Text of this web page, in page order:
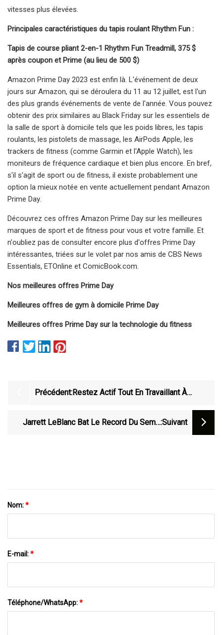
vitesses plus élevées.
Principales caractéristiques du tapis roulant Rhythm Fun :
Tapis de course pliant 2-en-1 Rhythm Fun Treadmill, 375 $
après coupon et Prime (au lieu de 500 $)
Amazon Prime Day 2023 est enfin là. L'événement de deux
jours sur Amazon, qui se déroulera du 11 au 12 juillet, est l'un
des plus grands événements de vente de l'année. Vous pouvez
obtenir des prix similaires au Black Friday sur les essentiels de
la salle de sport à domicile tels que les poids libres, les tapis
roulants, les pistolets de massage, les AirPods Apple, les
trackers de fitness (comme Garmin et l'Apple Watch), les
moniteurs de fréquence cardiaque et bien plus encore. En bref,
s'il s'agit de sport ou de fitness, il existe probablement une
option la mieux notée en vente actuellement pendant Amazon
Prime Day.
Découvrez ces offres Amazon Prime Day sur les meilleures
marques de sport et de fitness pour vous et votre famille. Et
n'oubliez pas de consulter encore plus d'offres Prime Day
intéressantes, triées sur le volet par nos amis de CBS News
Essentials, ETOnline et ComicBook.com.
Nos meilleures offres Prime Day
Meilleures offres de gym à domicile Prime Day
Meilleures offres Prime Day sur la technologie du fitness
Précédent:Restez Actif Tout En Travaillant À
Jarrett LeBlanc Bat Le Record Du Semi-:suivant
Nom:*
E-mail:*
Téléphone/WhatsApp:*